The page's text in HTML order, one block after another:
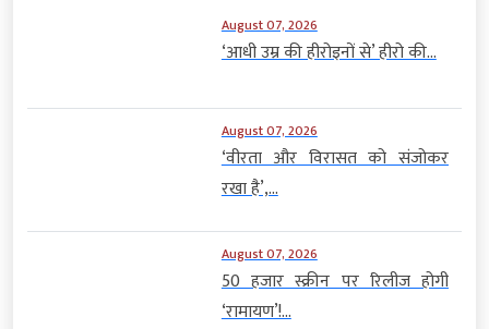
August 07, 2026
‘आधी उम्र की हीरोइनों से’ हीरो की...
August 07, 2026
‘वीरता और विरासत को संजोकर
रखा है’,...
August 07, 2026
50 हजार स्क्रीन पर रिलीज होगी
‘रामायण’!...